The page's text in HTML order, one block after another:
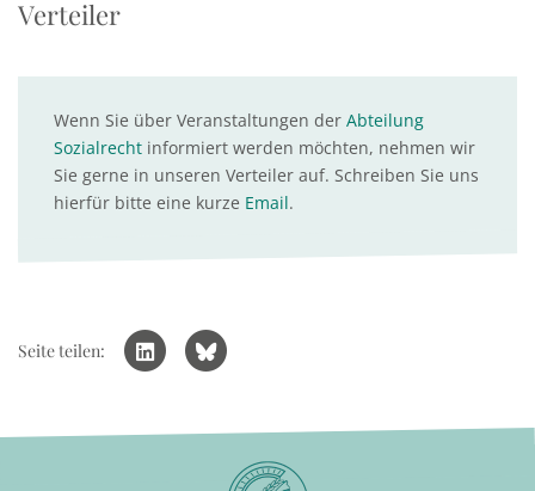
Verteiler
Wenn Sie über Veranstaltungen der Abteilung
Sozialrecht informiert werden möchten, nehmen wir
Sie gerne in unseren Verteiler auf. Schreiben Sie uns
hierfür bitte eine kurze Email.
Seite teilen: